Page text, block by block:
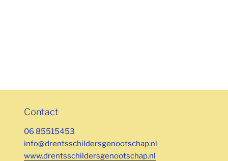
Contact
06 85515453
info@drentsschildersgenootschap.nl
www.drentsschildersgenootschap.nl